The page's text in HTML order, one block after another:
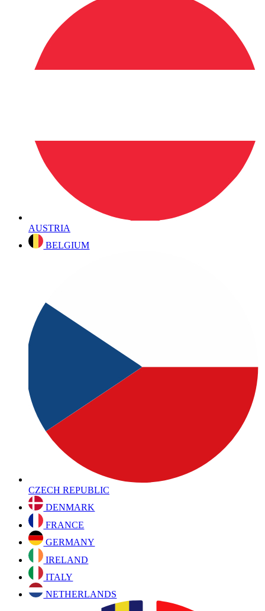
AUSTRIA
BELGIUM
CZECH REPUBLIC
DENMARK
FRANCE
GERMANY
IRELAND
ITALY
NETHERLANDS